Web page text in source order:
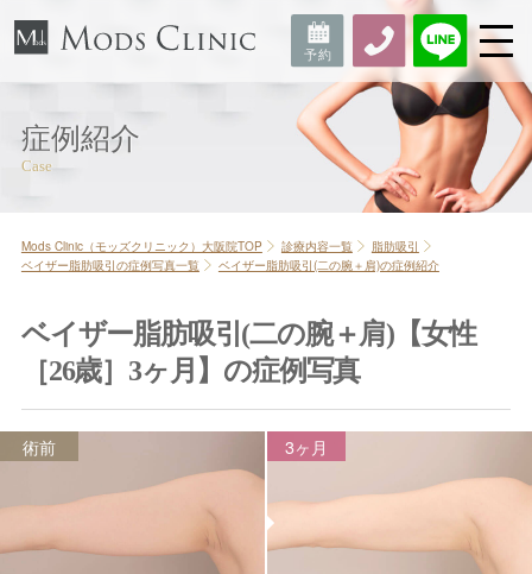
症例紹介
Mods Clinic（モッズクリニック）大阪院TOP 診療内容一覧
脂肪吸引
ベイザー脂肪吸引の症例写真一覧
ベイザー脂肪吸引(二の腕＋肩)の症例紹介
ベイザー脂肪吸引(二の腕＋肩)【女性
［26歳］3ヶ月】の症例写真
術前 3ヶ月